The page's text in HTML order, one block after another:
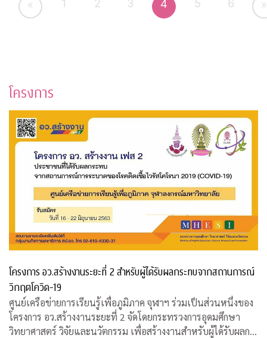
« 1 2 3 4 5 6 »
โครงการ
โครงการ อว.สร้างงานระยะที่ 2 สำหรับผู้ได้รับผลกระทบจากสถานการณ์
วิกฤตโควิด-19
ศูนย์เครือข่ายการเรียนรู้เพื่อภูมิภาค จุฬาฯ ร่วมเป็นส่วนหนึ่งของ
โครงการ อว.สร้างงานระยะที่ 2 จัดโดยกระทรวงการอุดมศึกษา
วิทยาศาสตร์ วิจัยและนวัตกรรม เพื่อสร้างงานสำหรับผู้ได้รับผลก